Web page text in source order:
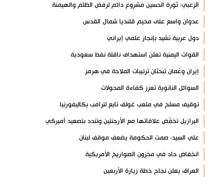
الزعبي: ثورة الحسين مشروع دائم لرفض الظلم والهيمنة
عدوان واسع على مخيم قلنديا شمال القدس
دول عربية تشيد بإنجاز علمي إيراني
القوات اليمنية تعلن استهداف ناقلة نفط سعودية
إيران وعُمان تبحثان ترتيبات الملاحة في هرمز
السوائل النانوية تعزز كفاءة المحولات
توقيف مسلح في ملعب غولف تابع لترامب بكاليفورنيا
البرازيل تخفّض علاقاتها مع الأرجنتين وتندد بتصعيد أميركي
علي السيد: صمت الحكومة يضعف موقف لبنان
انخفاض حاد في مخزون الصواريخ الأمريكية
العراق يعلن نجاح خطة زيارة الأربعين